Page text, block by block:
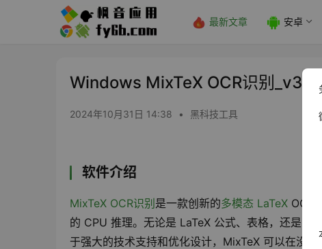
最新文章 安卓
Windows MixTeX OCR识别
2024年10月31日 14:38 • 黑科技工具
软件介绍
MixTeX OCR识别 是一款创新的多模态 LaTeX OCR
的 CPU 推理。无论是 LaTeX 公式、表格，还是混
于强大的技术支持和优化设计，MixTeX 可以在没